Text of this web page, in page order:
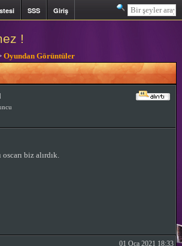
SSS Giriş
!
Oyundan Görüntüler
biz alırdık.
01 Oca 2021 18:33